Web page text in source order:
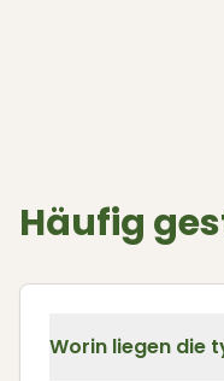
Häufig
Worin liegen die